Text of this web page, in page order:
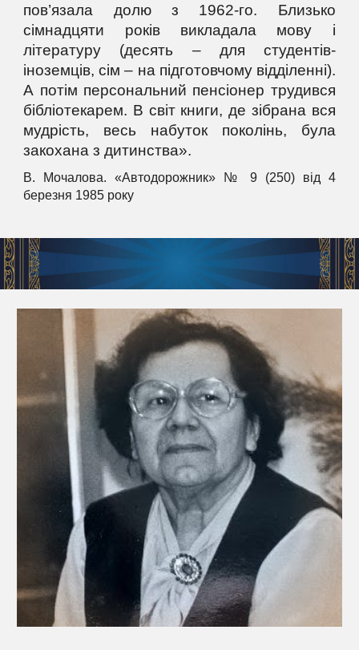
пов’язала долю з 1962-го. Близько
сімнадцяти років викладала мову і
літературу (десять – для студентів-
іноземців, сім – на підготовчому відділенні).
А потім персональний пенсіонер трудився
бібліотекарем. В світ книги, де зібрана вся
мудрість, весь набуток поколінь, була
закохана з дитинства».
В. Мочалова. «Автодорожник» № 9 (250) від 4
березня 1985 року